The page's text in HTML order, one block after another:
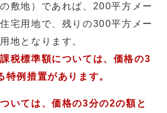
敷地）であれば、200平方メー
宅用地で、残りの300平方メー
地となります。
税標準額については、価格の3
特例措置があります。
いては、価格の3分の2の額と